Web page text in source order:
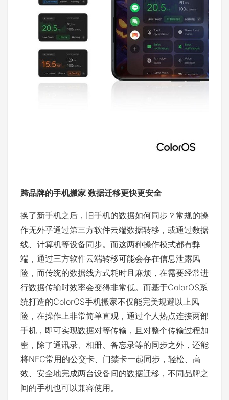
跨品牌的手机搬家 数据迁移更快更安全
换了新手机之后，旧手机的数据如何同步？常规的操
作无外乎通过第三方软件云端数据转移，或通过数据
线、计算机等设备同步。而这两种操作模式都有弊
端，通过三方软件云端转移可能会存在信息泄露风
险，而传统的数据线方式耗时且麻烦，在需要经常进
行数据传输时效率会变得非常低。而基于ColorOS系
统打造的ColorOS手机搬家不仅能完美规避以上风
险，在操作上非常简单直观，通过个人热点连接两部
手机，即可实现数据对等传输，且对整个传输过程加
密，除了通讯录、相册、备忘录等的同步之外，还能
将NFC常用的公交卡、门禁卡一起同步，轻松、高
效、安全地完成两台设备间的数据迁移，不同品牌之
间的手机也可以兼容使用。